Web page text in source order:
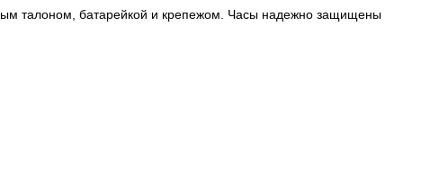
талоном, батарейкой и крепежом. Часы надежно защищены